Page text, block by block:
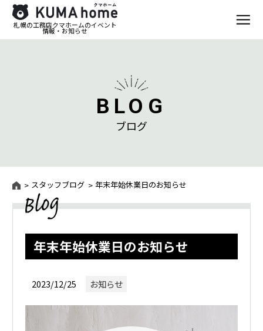
札幌の工務店クマホームのイベント
情報・お知らせ
BLOG
ブログ
スタッフブログ 年末年始休業日のお知らせ
年末年始休業日のお知らせ
2023/12/25 お知らせ